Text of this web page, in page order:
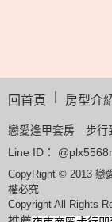
回首頁 房型介
戀愛逢甲套房 步行
Line ID：
CopyRight © 2013 戀
權必究
Copyright All Rights